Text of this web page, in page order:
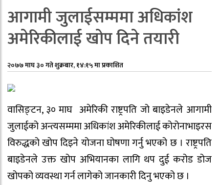
आगामी जुलाईसम्ममा अधिकांश
अमेरिकीलाई खोप दिने तयारी
२०७७ माघ ३० गते शुक्रबार, १४:१५ मा प्रकाशित
वासिङ्टन, ३० माघ अमेरिकी राष्ट्रपति जो बाइडेनले आगामी
जुलाईको अन्त्यसम्ममा अधिकांश अमेरिकीलाई कोरोनाभाइरस
विरुद्धको खोप दिइने योजना घोषणा गर्नु भएको छ । राष्ट्रपति
बाइडेनले उक्त खोप अभियानका लागि थप दुई करोड डोज
खोपको व्यवस्था गर्न लागेको जानकारी दिनु भएको छ ।